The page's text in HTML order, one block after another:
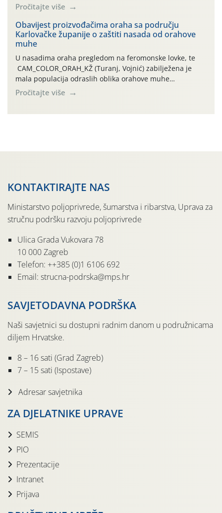
leta i ovogodišnjoj potrebi usmjerenog suzbijanja
orahove muhe (Rhagoletis completa)! Već dvanaest dana
traje drugi ovogodišnji “toplinski udar”, koji naročito
izražen zadnja šest dana (31.7.-05.8.), jer najviše
temperature zraka svakodnevno […]
Pročitajte više
Obavijest proizvođačima oraha sa području
Karlovačke županije o zaštiti nasada od orahove
muhe
U nasadima oraha pregledom na feromonske lovke, te
CAM_COLOR_ORAH_KŽ (Turanj, Vojnić) zabilježena je
mala populacija odraslih oblika orahove muhe
(Rhagoletis completa). Niska brojnost može se objasniti
činjenicom da je riječ o mladim nasadima s vrlo malim
Pročitajte više
KONTAKTIRAJTE NAS
Ministarstvo poljoprivrede, šumarstva i ribarstva, Uprava za
stručnu podršku razvoju poljoprivrede
Ulica Grada Vukovara 78
10 000 Zagreb
Telefon: ++385 (0)1 6106 692
Email: strucna-podrska@mps.hr
SAVJETODAVNA PODRŠKA
Naši savjetnici su dostupni radnim danom u podružnicama
diljem Hrvatske.
8 – 16 sati (Grad Zagreb)
7 – 15 sati (Ispostave)
Adresar savjetnika
ZA DJELATNIKE UPRAVE
SEMIS
PIO
Prezentacije
Intranet
Prijava